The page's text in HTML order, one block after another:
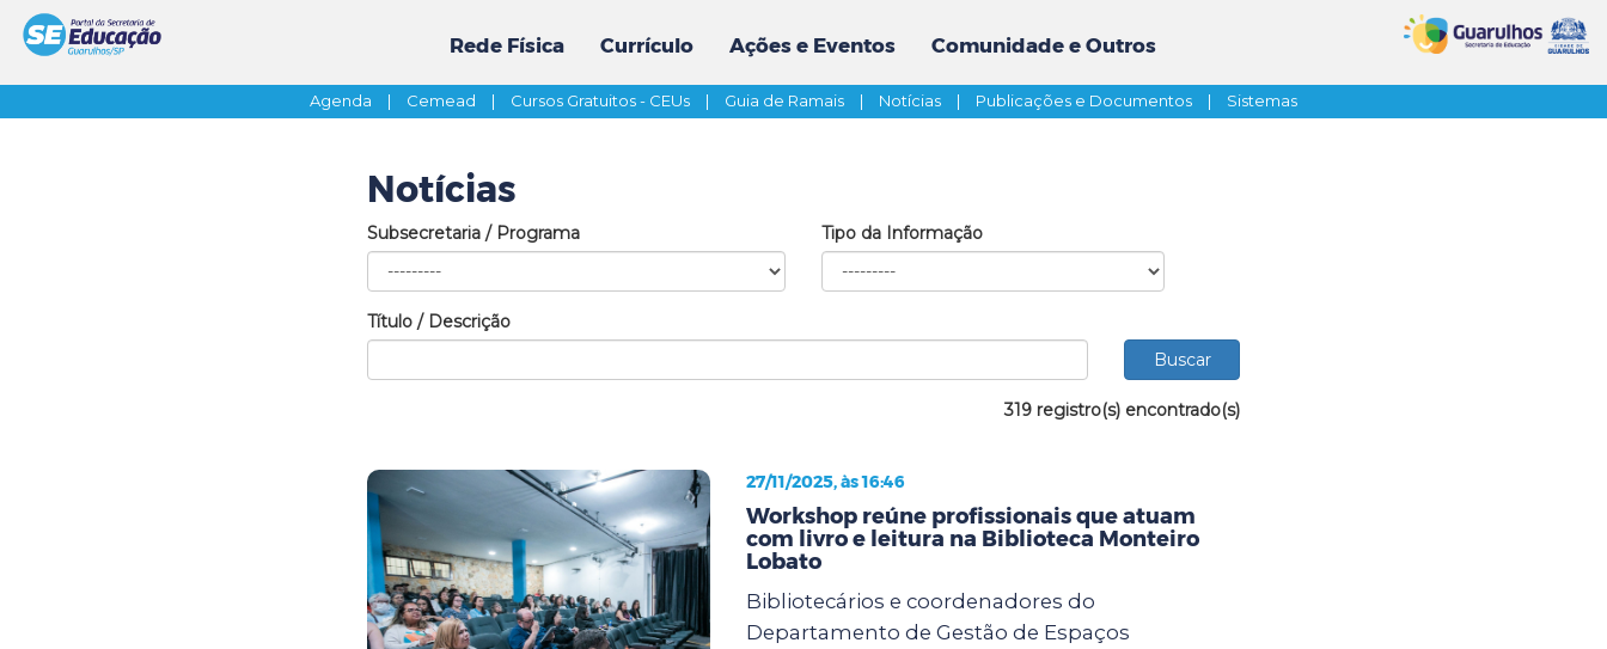
Rede Física Currículo Ações e Eventos Comunidade e Outros
Agenda | Cemead | Cursos Gratuitos - CEUs | Guia de Ramais | Notícias | Publicações e Documentos | Sistemas
Notícias
Subsecretaria / Programa Tipo da Informação
Título / Descrição
319 registro(s) encontrado(s)
27/11/2025, às 16:46
Workshop reúne profissionais que atuam
com livro e leitura na Biblioteca Monteiro
Lobato
Bibliotecários e coordenadores do
Departamento de Gestão de Espaços